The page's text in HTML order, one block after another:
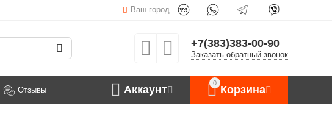
Ваш город
+7(383)383-00-90
Заказать обратный звонок
Отзывы
0
Корзина
Аккаунт